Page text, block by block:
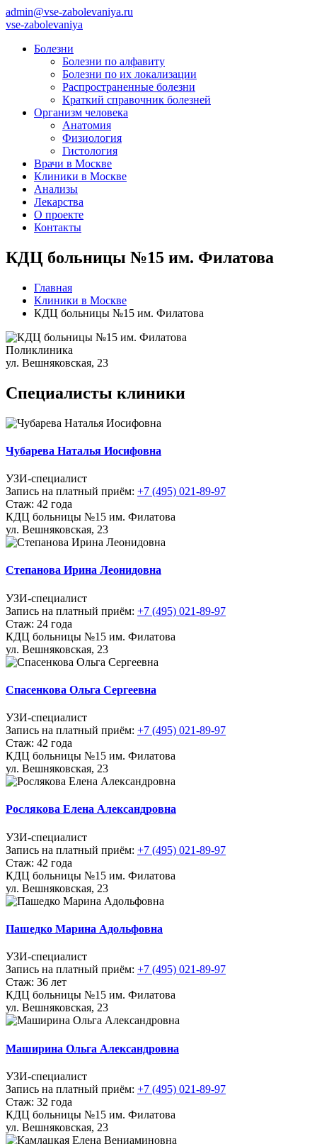
admin@vse-zabolevaniya.ru
vse-zabolevaniya
Болезни
Болезни по алфавиту
Болезни по их локализации
Распространенные болезни
Краткий справочник болезней
Организм человека
Анатомия
Физиология
Гистология
Врачи в Москве
Клиники в Москве
Анализы
Лекарства
О проекте
Контакты
КДЦ больницы №15 им. Филатова
Главная
Клиники в Москве
КДЦ больницы №15 им. Филатова
Поликлиника
ул. Вешняковская, 23
Специалисты клиники
Чубарева Наталья Иосифовна
УЗИ-специалист
Запись на платный приём: +7 (495) 021-89-97
Стаж: 42 года
КДЦ больницы №15 им. Филатова
ул. Вешняковская, 23
Степанова Ирина Леонидовна
УЗИ-специалист
Запись на платный приём: +7 (495) 021-89-97
Стаж: 24 года
КДЦ больницы №15 им. Филатова
ул. Вешняковская, 23
Спасенкова Ольга Сергеевна
УЗИ-специалист
Запись на платный приём: +7 (495) 021-89-97
Стаж: 42 года
КДЦ больницы №15 им. Филатова
ул. Вешняковская, 23
Рослякова Елена Александровна
УЗИ-специалист
Запись на платный приём: +7 (495) 021-89-97
Стаж: 42 года
КДЦ больницы №15 им. Филатова
ул. Вешняковская, 23
Пашедко Марина Адольфовна
УЗИ-специалист
Запись на платный приём: +7 (495) 021-89-97
Стаж: 36 лет
КДЦ больницы №15 им. Филатова
ул. Вешняковская, 23
Маширина Ольга Александровна
УЗИ-специалист
Запись на платный приём: +7 (495) 021-89-97
Стаж: 32 года
КДЦ больницы №15 им. Филатова
ул. Вешняковская, 23